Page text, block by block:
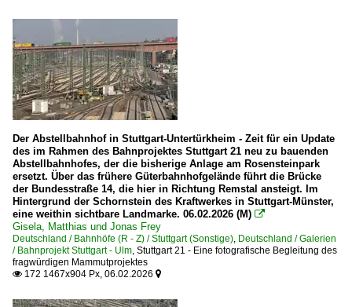
Der Abstellbahnhof in Stuttgart-Untertürkheim - Zeit für ein Update
des im Rahmen des Bahnprojektes Stuttgart 21 neu zu bauenden
Abstellbahnhofes, der die bisherige Anlage am Rosensteinpark
ersetzt. Über das frühere Güterbahnhofgelände führt die Brücke
der Bundesstraße 14, die hier in Richtung Remstal ansteigt. Im
Hintergrund der Schornstein des Kraftwerkes in Stuttgart-Münster,
eine weithin sichtbare Landmarke. 06.02.2026 (M) 
Gisela, Matthias und Jonas Frey
Deutschland / Bahnhöfe (R - Z) / Stuttgart (Sonstige), Deutschland / Galerien
/ Bahnprojekt Stuttgart - Ulm, Stuttgart 21 - Eine fotografische Begleitung des
fragwürdigen Mammutprojektes
 172 1467x904 Px, 06.02.2026 